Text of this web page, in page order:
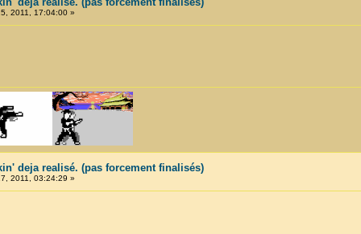
2011, 17:04:00 »
deja realisé. (pas forcement finalisés)
2011, 03:24:29 »